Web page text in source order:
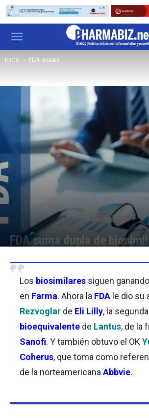
Inicio FDA avales
FDA suma dupla de
Los biosimilares siguen
en Farma. Ahora la FDA le dio su
Rezvoglar de Eli Lilly, la segunda
bioequivalente de Lantus, de la
Sanofi. Y también obtuvo el OK
Coherus, que toma como
de la norteamericana Abbvie.